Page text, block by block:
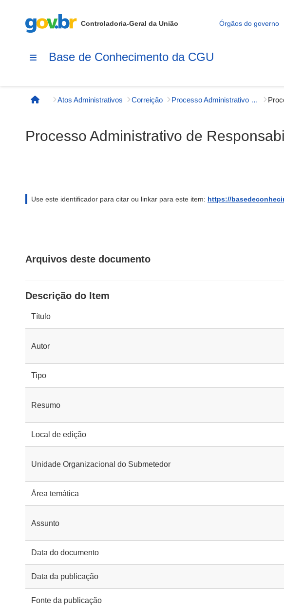
Controladoria-Geral da União Órgãos do governo
Base de Conhecimento da CGU
Página inicial
Atos Administrativos Correição Processo Administrativo de Responsabilização (PAR)
Processo Administrativo de
Use este identificador para citar ou linkar para este item: https://
Arquivos deste documento
Descrição do Item
Título
Autor
Tipo
Resumo
Local de edição
Unidade Organizacional do Submetedor
Área temática
Assunto
Data do documento
Data da publicação
Fonte da publicação